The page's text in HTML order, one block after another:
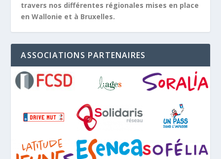
travers nos différentes régionales mises en place
en Wallonie et à Bruxelles.
ASSOCIATIONS PARTENAIRES